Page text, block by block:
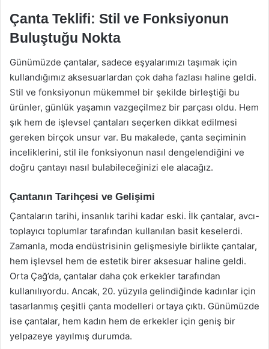
Çanta Teklifi: Stil ve Fonksiyonun
Buluştuğu Nokta
Günümüzde çantalar, sadece eşyalarımızı taşımak için
kullandığımız aksesuarlardan çok daha fazlası haline geldi.
Stil ve fonksiyonun mükemmel bir şekilde birleştiği bu
ürünler, günlük yaşamın vazgeçilmez bir parçası oldu. Hem
şık hem de işlevsel çantaları seçerken dikkat edilmesi
gereken birçok unsur var. Bu makalede, çanta seçiminin
inceliklerini, stil ile fonksiyonun nasıl dengelendiğini ve
doğru çantayı nasıl bulabileceğinizi ele alacağız.
Çantanın Tarihçesi ve Gelişimi
Çantaların tarihi, insanlık tarihi kadar eski. İlk çantalar, avcı-
toplayıcı toplumlar tarafından kullanılan basit keselerdi.
Zamanla, moda endüstrisinin gelişmesiyle birlikte çantalar,
hem işlevsel hem de estetik birer aksesuar haline geldi.
Orta Çağ’da, çantalar daha çok erkekler tarafından
kullanılıyordu. Ancak, 20. yüzyıla gelindiğinde kadınlar için
tasarlanmış çeşitli çanta modelleri ortaya çıktı. Günümüzde
ise çantalar, hem kadın hem de erkekler için geniş bir
yelpazeye yayılmış durumda.